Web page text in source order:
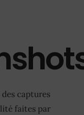
captures
faites par